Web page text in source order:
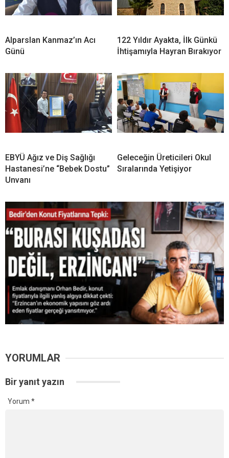
Alparslan Kanmaz’ın Acı
Günü
122 Yıldır Ayakta, İlk Günkü
İhtişamıyla Hayran Bırakıyor
EBYÜ Ağız ve Diş Sağlığı
Hastanesi’ne “Bebek Dostu”
Unvanı
Geleceğin Üreticileri Okul
Sıralarında Yetişiyor
YORUMLAR
Bir yanıt yazın
Yorum *